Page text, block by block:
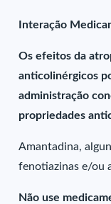
Interação
Os efeitos da
anticolinérgicos
administração
propriedades
Amantadina,
fenotiazinas e/ou
Não use